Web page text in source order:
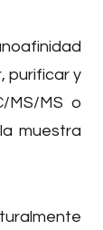
purificar y
MS/MS o
muestra